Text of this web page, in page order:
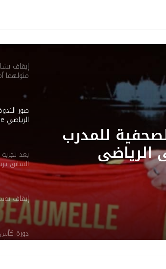
للمدرب
الرياضي
تشكيلة
إيقاف
مثولهما
صور
الرياضي Patrice Beaumelle
بعد
السابق
إيقاف
مدرسة